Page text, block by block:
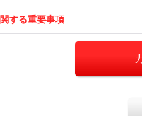
する重要事項